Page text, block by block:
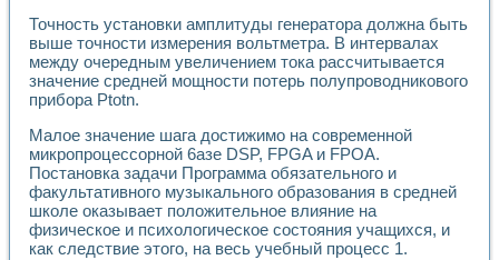
Точность установки амплитуды генератора должна быть
выше точности измерения вольтметра. В интервалах
между очередным увеличением тока рассчитывается
значение средней мощности потерь полупроводникового
прибора Ptotn.
Малое значение шага достижимо на современной
микропроцессорной 6aзe DSP, FPGA и FPOA.
Постановка задачи Программа обязательного и
факультативного музыкального образования в средней
школе оказывает положительное влияние на
физическое и психологическое состояния учащихся, и
как следствие этого, на весь учебный процесс 1.